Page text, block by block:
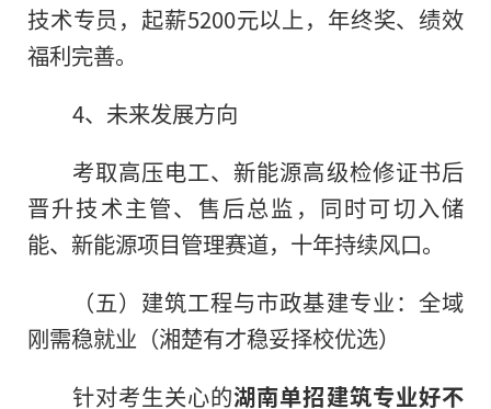
技术专员，起薪5200元以上，年终奖、绩效
福利完善。
4、未来发展方向
考取高压电工、新能源高级检修证书后
晋升技术主管、售后总监，同时可切入储
能、新能源项目管理赛道，十年持续风口。
（五）建筑工程与市政基建专业：全域
刚需稳就业（湘楚有才稳妥择校优选）
针对考生关心的湖南单招建筑专业好不